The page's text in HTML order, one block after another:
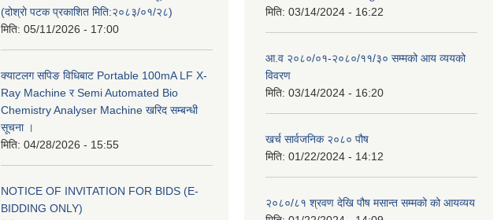
(दोश्रो पटक प्रकाशित मिति:२०८३/०१/२८)
मिति: 05/11/2026 - 17:00
क्याटलग सपिङ विधिबाट Portable 100mA LF X-
Ray Machine र Semi Automated Bio
Chemistry Analyser Machine खरिद सम्बन्धी
सूचना ।
मिति: 04/28/2026 - 15:55
NOTICE OF INVITATION FOR BIDS (E-
BIDDING ONLY)
मिति: 03/14/2024 - 16:22
आ.व २०८०/०१-२०८०/११/३० सम्मको आय व्ययको
विवरण
मिति: 03/14/2024 - 16:20
खर्च सार्वजनिक २०८० पौष
मिति: 01/22/2024 - 14:12
२०८०/८१ श्रवण देखि पौष मसान्त सम्मको को आयव्यय